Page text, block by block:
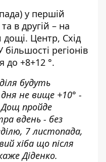
у першій
а в другій – на
Центр, Схід
регіонів
до +8+12 °.
будуть
не вище +10° -
пройде
вдень - без
7 листопада,
хіба що після
Діденко.